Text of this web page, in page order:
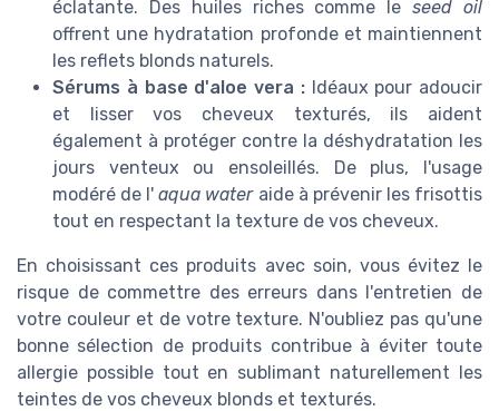
éclatante. Des huiles riches comme leseed oil
offrent une hydratation profonde et maintiennent
les reflets blonds naturels.
Sérums à base d'aloe vera :Idéaux pour adoucir
et lisser vos cheveux texturés, ils aident
également à protéger contre la déshydratation les
jours venteux ou ensoleillés. De plus, l'usage
modéré de l'aqua wateraide à prévenir les frisottis
tout en respectant la texture de vos cheveux.
En choisissant ces produits avec soin, vous évitez le
risque de commettre des erreurs dans l'entretien de
votre couleur et de votre texture. N'oubliez pas qu'une
bonne sélection de produits contribue à éviter toute
allergie possible tout en sublimant naturellement les
teintes de vos cheveux blonds et texturés.